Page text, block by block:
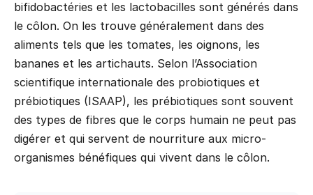
bifidobactéries et les lactobacilles sont générés dans
le côlon. On les trouve généralement dans des
aliments tels que les tomates, les oignons, les
bananes et les artichauts. Selon l’Association
scientifique internationale des probiotiques et
prébiotiques (ISAAP), les prébiotiques sont souvent
des types de fibres que le corps humain ne peut pas
digérer et qui servent de nourriture aux micro-
organismes bénéfiques qui vivent dans le côlon.